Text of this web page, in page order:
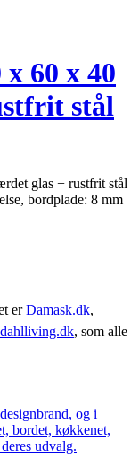
60 x 40
stål
glas + rustfrit stål
bordplade: 8 mm
erDamask.dk,
, som alle
og i
bordet, køkkenet,
udvalg.